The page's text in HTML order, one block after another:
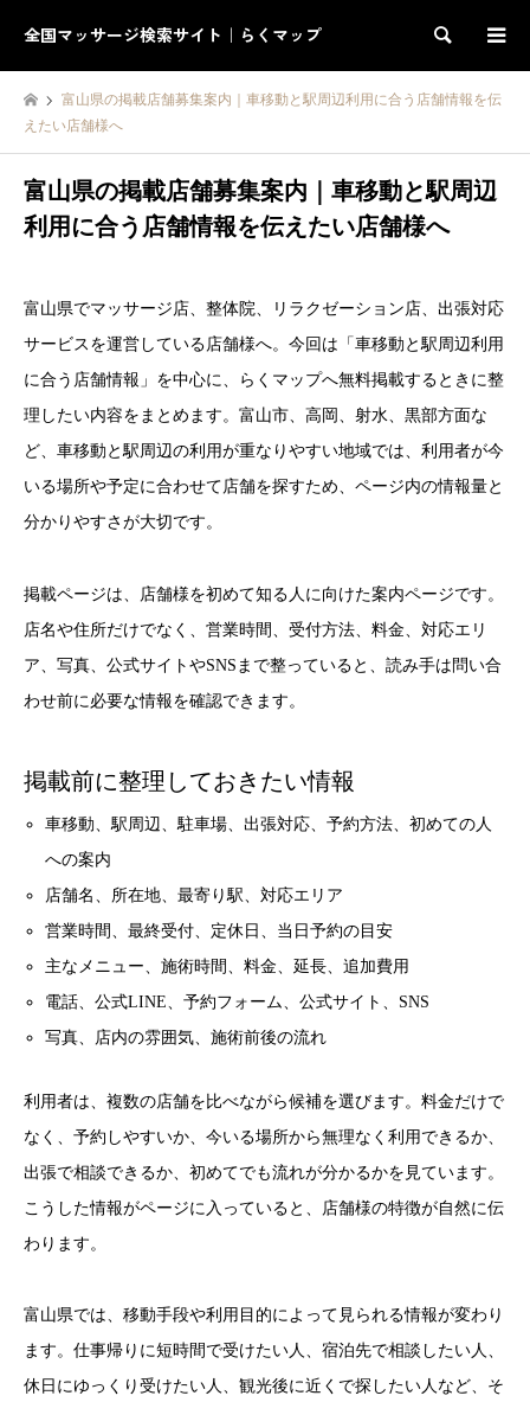
全国マッサージ検索サイト｜らくマップ 検索
富山県の掲載店舗募集案内｜車移動と駅周辺利用に合う店舗情報を伝
えたい店舗様へ
富山県の掲載店舗募集案内｜車移動と駅周辺
利用に合う店舗情報を伝えたい店舗様へ
富山県でマッサージ店、整体院、リラクゼーション店、出張対応
サービスを運営している店舗様へ。今回は「車移動と駅周辺利用
に合う店舗情報」を中心に、らくマップへ無料掲載するときに整
理したい内容をまとめます。富山市、高岡、射水、黒部方面な
ど、車移動と駅周辺の利用が重なりやすい地域では、利用者が今
いる場所や予定に合わせて店舗を探すため、ページ内の情報量と
分かりやすさが大切です。
掲載ページは、店舗様を初めて知る人に向けた案内ページです。
店名や住所だけでなく、営業時間、受付方法、料金、対応エリ
ア、写真、公式サイトやSNSまで整っていると、読み手は問い合
わせ前に必要な情報を確認できます。
掲載前に整理しておきたい情報
車移動、駅周辺、駐車場、出張対応、予約方法、初めての人
への案内
店舗名、所在地、最寄り駅、対応エリア
営業時間、最終受付、定休日、当日予約の目安
主なメニュー、施術時間、料金、延長、追加費用
電話、公式LINE、予約フォーム、公式サイト、SNS
写真、店内の雰囲気、施術前後の流れ
利用者は、複数の店舗を比べながら候補を選びます。料金だけで
なく、予約しやすいか、今いる場所から無理なく利用できるか、
出張で相談できるか、初めてでも流れが分かるかを見ています。
こうした情報がページに入っていると、店舗様の特徴が自然に伝
わります。
富山県では、移動手段や利用目的によって見られる情報が変わり
ます。仕事帰りに短時間で受けたい人、宿泊先で相談したい人、
休日にゆっくり受けたい人、観光後に近くで探したい人など、そ